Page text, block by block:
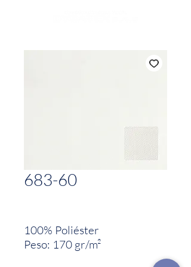
683-60
100% Poliéster
Peso: 170 gr/m²